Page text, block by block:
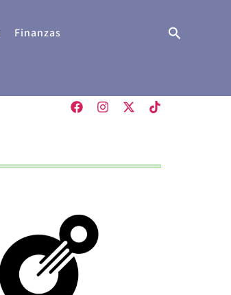
Finanzas Buscar